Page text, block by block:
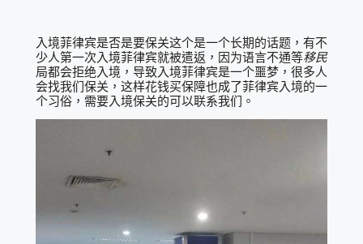
入境菲律宾是否是要保关这个是一个长期的话题，有不
少人第一次入境菲律宾就被遣返，因为语言不通等移民
局都会拒绝入境，导致入境菲律宾是一个噩梦，很多人
会找我们保关，这样花钱买保障也成了菲律宾入境的一
个习俗，需要入境保关的可以联系我们。